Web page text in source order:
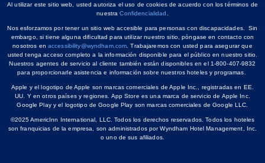
Al utilizar este sitio web, usted autoriza el uso de cookies de acuerdo con los términos de
nuestraConfidencialidad
Nos esforzamos por tener un sitio web accesible para personas con discapacidades. Sin
embargo, si tiene alguna dificultad para utilizar nuestro sitio, póngase en contacto con
nosotros en accessibility@wyndham.com . Trabajaremos con usted para asegurar que
usted tenga acceso completo a la información disponible para el público en nuestro sitio.
Nuestros agentes de servicio al cliente también están disponibles en el 1-800-407-9832
para proporcionarle asistencia e información sobre nuestros hoteles y programas.
Apple y el logotipo de Apple son marcas comerciales de Apple Inc., registradas en EE.
UU. Y en otros países y regiones. App Store es una marca de servicio de Apple Inc.
Google Play y el logotipo de Google Play son marcas comerciales de Google LLC.
©2025 AmericInn International, LLC. Todos los derechos reservados. Todos los hoteles
son franquicias de la empresa, son administrados por Wyndham Hotel Management, Inc.
o uno de sus afiliados.